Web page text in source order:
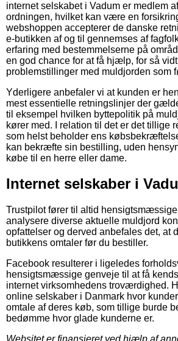
internet selskabet i Vadum er medlem
ordningen, hvilket kan være en
webshoppen accepterer de danske
e-butikken af og til gennemses af
erfaring med bestemmelserne på
en god chance for at få hjælp, for så
problemstillinger med muldjorden som
Yderligere anbefaler vi at kunden er
mest essentielle retningslinjer der
til eksempel hvilken byttepolitik på
kører med. I relation til det er det tillige
som helst beholder ens
kan bekræfte sin bestilling, uden
købe til en herre eller dame.
Internet selskaber i
Trustpilot fører til altid
analysere diverse aktuelle muldjord
opfattelser og derved anbefales det, at
butikkens omtaler før du bestiller.
Facebook resulterer i ligeledes
hensigtsmæssige genveje til at få
internet virksomhedens troværdighed.
online selskaber i Danmark hvor
omtale af deres køb, som tillige burde
bedømme hvor glade kunderne er.